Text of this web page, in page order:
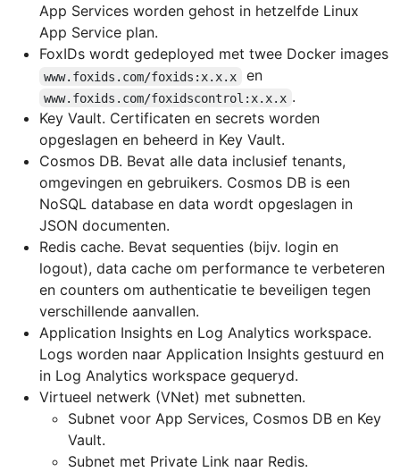
App Services worden gehost in hetzelfde Linux
App Service plan.
FoxIDs wordt gedeployed met twee Docker images
www.foxids.com/foxids:x.x.x en
www.foxids.com/foxidscontrol:x.x.x .
Key Vault. Certificaten en secrets worden
opgeslagen en beheerd in Key Vault.
Cosmos DB. Bevat alle data inclusief tenants,
omgevingen en gebruikers. Cosmos DB is een
NoSQL database en data wordt opgeslagen in
JSON documenten.
Redis cache. Bevat sequenties (bijv. login en
logout), data cache om performance te verbeteren
en counters om authenticatie te beveiligen tegen
verschillende aanvallen.
Application Insights en Log Analytics workspace.
Logs worden naar Application Insights gestuurd en
in Log Analytics workspace gequeryd.
Virtueel netwerk (VNet) met subnetten.
Subnet voor App Services, Cosmos DB en Key
Vault.
Subnet met Private Link naar Redis.